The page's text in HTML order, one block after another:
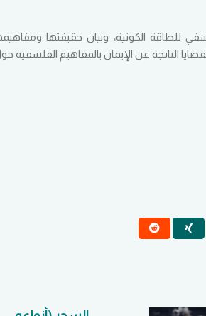
الكونية، وبيان حقيقتها
الناتجة عن الإيمان بالمفاهيم الفلسفية